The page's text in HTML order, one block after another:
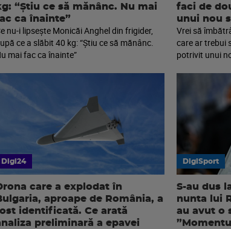
“Știu ce să mănânc. Nu mai
ca înainte”
nu-i lipsește Monicăi Anghel din frigider,
ce a slăbit 40 kg: “Știu ce să mănânc.
mai fac ca înainte”
faci de
unui nou
Vrei să
care ar trebui
potrivit unui
Digi24
care a explodat în
aproape de România, a
identificată. Ce arată
preliminară a epavei
DigiSport
S-au dus
nunta lui
au avut o